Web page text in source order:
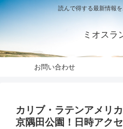
読んで得する最新情報
ミオスラ
お問い合わせ
カリブ・ラテンアメリ
京隅田公園！日時アク